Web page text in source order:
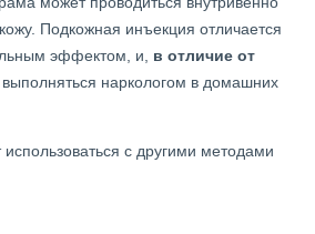
Подкожная инъекция отличается
эффектом, и, в отличие от
наркологом в домашних
с другими методами